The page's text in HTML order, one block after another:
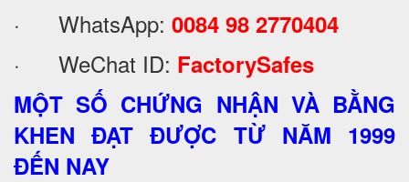
· WhatsApp: 0084 98 2770404
· WeChat ID: FactorySafes
MỘT SỐ CHỨNG NHẬN VÀ BẰNG
KHEN ĐẠT ĐƯỢC TỪ NĂM 1999
ĐẾN NAY